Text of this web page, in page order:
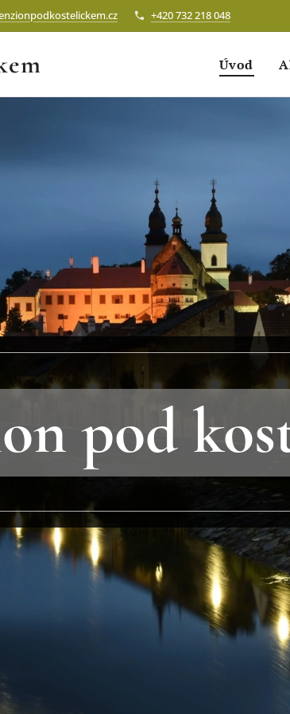
+420 732 218 048
Úvod
pod